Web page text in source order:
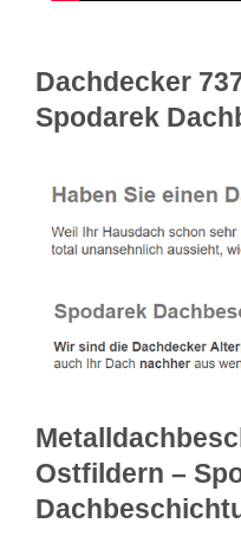
Dachdecker
Spodarek
Ostfildern –